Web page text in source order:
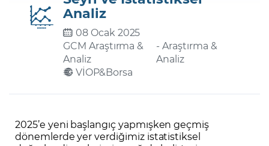
Şifremi Unuttum
Analiz
08 Ocak 2025
GCM Araştırma &
Analiz
- Araştırma &
Analiz
VİOP&Borsa
2025’e yeni başlangıç yapmışken geçmiş
dönemlerde yer verdiğimiz istatistiksel